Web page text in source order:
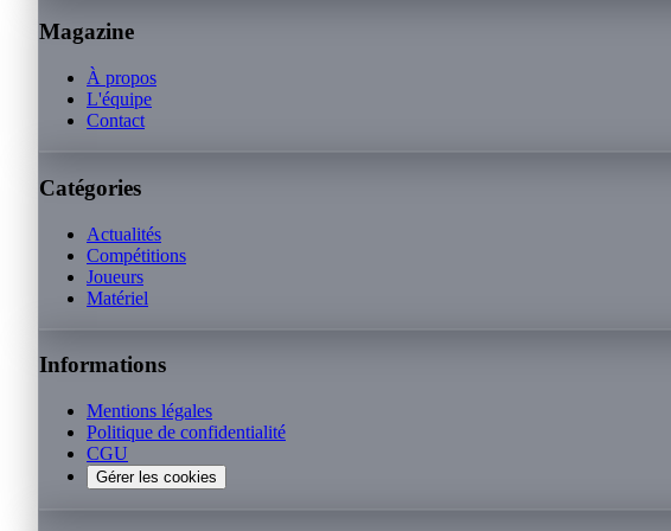
Magazine
À propos
L'équipe
Contact
Catégories
Actualités
Compétitions
Joueurs
Matériel
Informations
Mentions légales
Politique de confidentialité
CGU
Gérer les cookies